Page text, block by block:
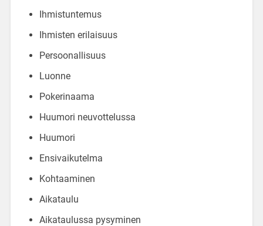
Ihmistuntemus
Ihmisten erilaisuus
Persoonallisuus
Luonne
Pokerinaama
Huumori neuvottelussa
Huumori
Ensivaikutelma
Kohtaaminen
Aikataulu
Aikataulussa pysyminen